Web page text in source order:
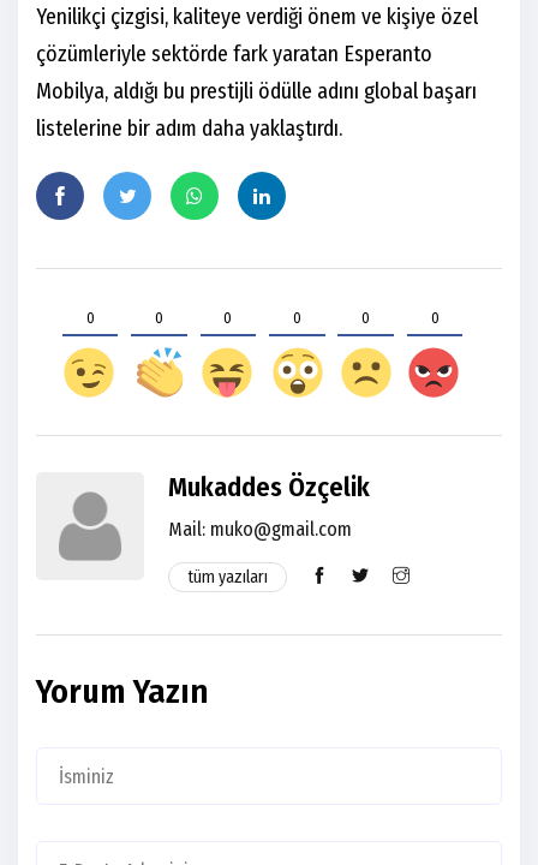
Yenilikçi çizgisi, kaliteye verdiği önem ve kişiye özel
çözümleriyle sektörde fark yaratan Esperanto
Mobilya, aldığı bu prestijli ödülle adını global başarı
listelerine bir adım daha yaklaştırdı.
0 0 0 0 0 0
Mukaddes Özçelik
Mail: muko@gmail.com
tüm yazıları
Yorum Yazın